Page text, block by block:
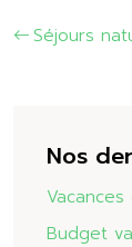
Séjours
Nos
Budget